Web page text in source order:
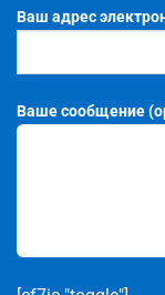
Ваш адрес
Ваше сообщение